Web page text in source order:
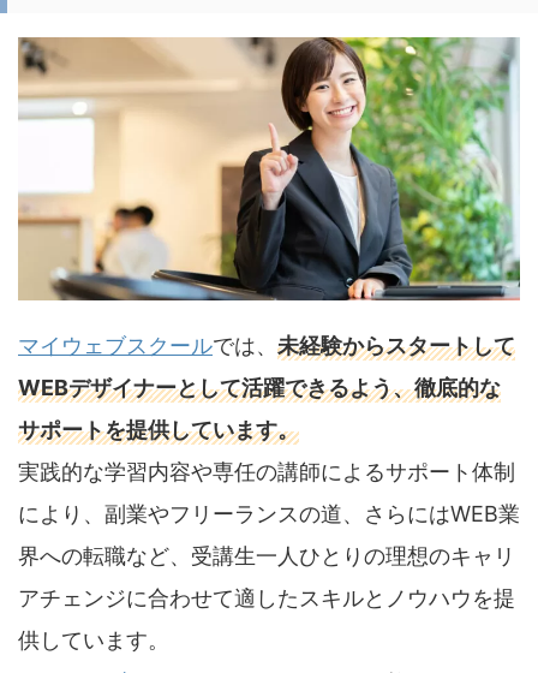
マイウェブスクールでは、 未経験からスタートして
WEBデザイナーとして活躍できるよう、徹底的な
サポートを提供しています。
実践的な学習内容や専任の講師によるサポート体制
により、副業やフリーランスの道、さらにはWEB業
界への転職など、受講生一人ひとりの理想のキャリ
アチェンジに合わせて適したスキルとノウハウを提
供しています。